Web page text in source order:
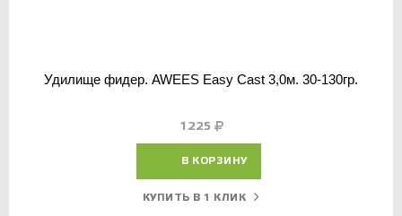
Удилище фидер. AWEES Easy Cast 3,0м. 30-130гр.
1225
В КОРЗИНУ
КУПИТЬ В 1 КЛИК